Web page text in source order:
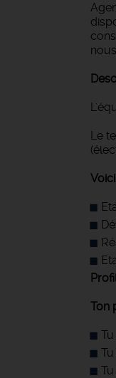
Le
Ton